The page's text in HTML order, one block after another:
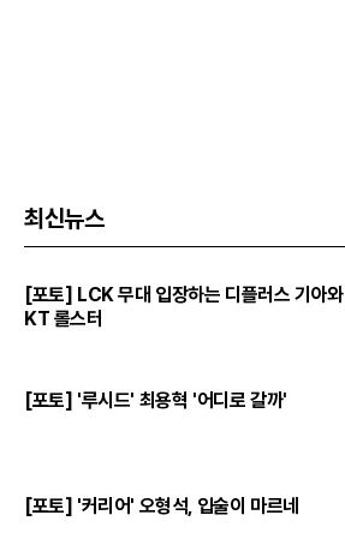
최신뉴스
[포토] LCK 무대 입장하는 디플러스 기아와
KT 롤스터
[포토] '루시드' 최용혁 '어디로 갈까'
[포토] '커리어' 오형석, 입술이 마르네